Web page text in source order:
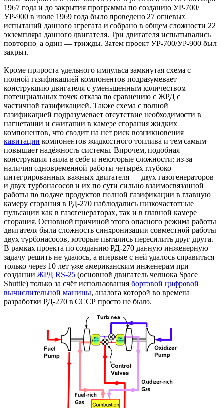
1967 года и до закрытия программы по созданию УР-700/
УР-900 в июле 1969 года было проведено 27 огневых
испытаний данного агрегата и собрано в общем сложности 22
экземпляра данного двигателя. Три двигателя испытывались
повторно, а один — трижды. Затем проект УР-700/УР-900 был
закрыт.
Кроме прироста удельного импульса замкнутая схема с
полной газификацией компонентов подразумевает
конструкцию двигателя с уменьшенным количеством
потенциальных точек отказа по сравнению с ЖРД с
частичной газификацией. Также схема с полной
газификацией подразумевает отсутствие необходимости в
нагнетании и сжигании в камере сгорания жидких
компонентов, что сводит на нет риск возникновения
кавитации компонентов жидкостного топлива и тем самым
повышает надёжность системы. Впрочем, подобная
конструкция таила в себе и некоторые сложности: из-за
наличия одновременной работы четырёх глубоко
интегрированных важных двигателя — двух газогенераторов
и двух турбонасосов и их по сути сильно взаимосвязанной
работы по подаче продуктов полной газификации в главную
камеру сгорания в РД-270 наблюдались низкочастотные
пульсации как в газогенераторах, так и в главной камере
сгорания. Основной причиной этого опасного режима работы
двигателя была сложность синхронизации совместной работы
двух турбонасосов, которые пытались пересилить друг друга.
В рамках проекта по созданию РД-270 данную инженерную
задачу решить не удалось, а впервые с ней удалось справиться
только через 10 лет уже американским инженерам при
создании ЖРД RS-25 (основной двигатель челнока Space
Shuttle) только за счёт использования бортовой цифровой
вычислительной машины, аналога которой во времена
разработки РД-270 в СССР просто не было.